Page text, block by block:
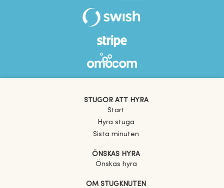
STUGOR ATT HYRA
Start
Hyra stuga
Sista minuten
ÖNSKAS HYRA
Önskas hyra
OM STUGKNUTEN